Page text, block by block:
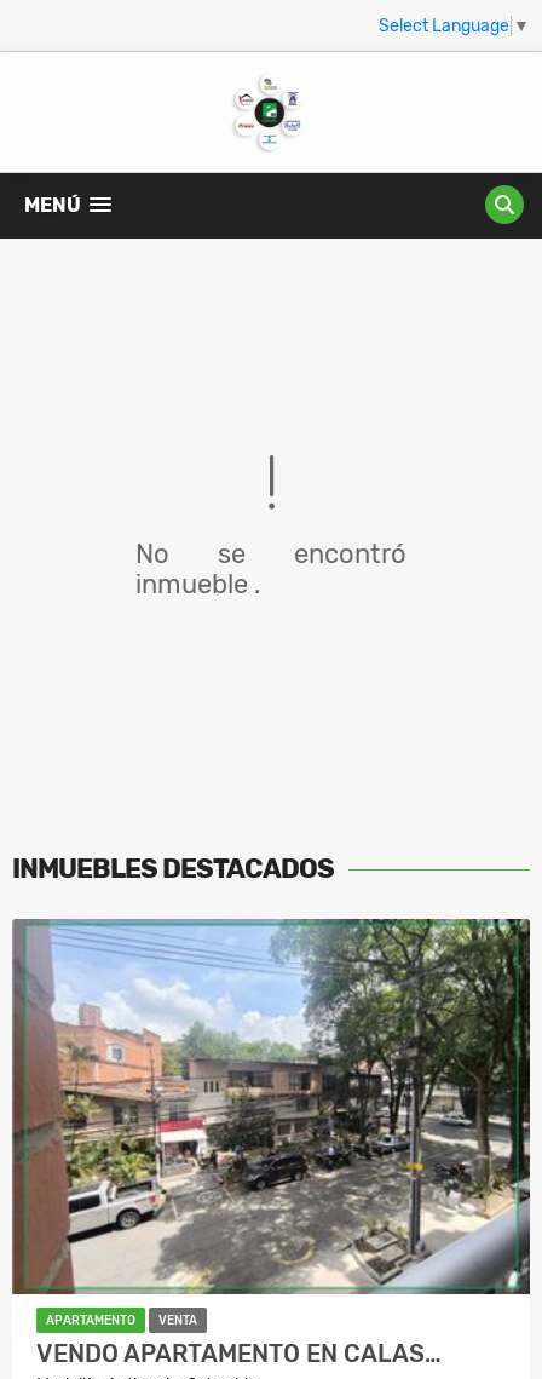
Select Language ▼
MENÚ
No se encontró
inmueble .
INMUEBLESDESTACADOS
APARTAMENTO VENTA
VENDO APARTAMENTO EN CALAS…